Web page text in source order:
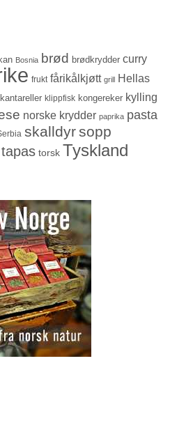
Bosnia brød brødkrydder curry
frukt fårikålkjøtt grill Hellas
kantareller klippfisk kongereker kylling
norske krydder paprika pasta
skalldyrsopp
tapas torsk Tyskland